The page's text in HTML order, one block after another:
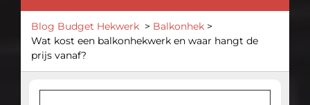
Blog Budget Hekwerk > Balkonhek >
Wat kost een balkonhekwerk en waar hangt de
prijs vanaf?